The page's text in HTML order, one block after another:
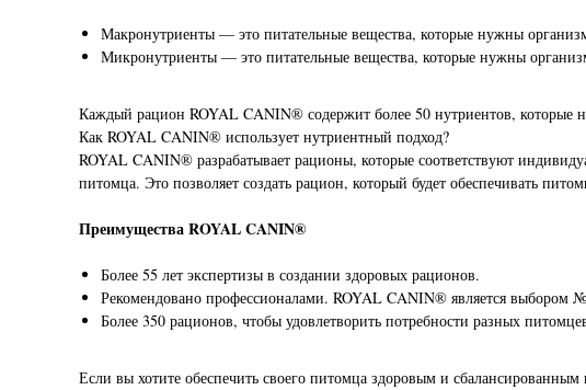
Макронутриенты — это питательные вещества, которые нужны
Микронутриенты — это питательные вещества, которые нужны
Каждый рацион ROYAL CANIN® содержит более 50 нутриентов, которые
Как ROYAL CANIN® использует нутриентный подход?
ROYAL CANIN® разрабатывает рационы, которые соответствуют
питомца. Это позволяет создать рацион, который будет обеспечивать
Преимущества ROYAL CANIN®
Более 55 лет экспертизы в создании здоровых рационов.
Рекомендовано профессионалами. ROYAL CANIN® является выбором
Более 350 рационов, чтобы удовлетворить потребности разных
Если вы хотите обеспечить своего питомца здоровым и